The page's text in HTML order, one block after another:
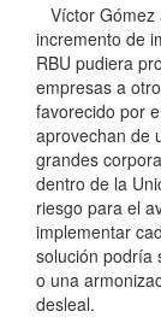
Víctor Gómez
incremento de
RBU pudiera
empresas a
favorecido por
aprovechan de
grandes
dentro de la
riesgo para el
implementar
solución podría
o una
desleal.